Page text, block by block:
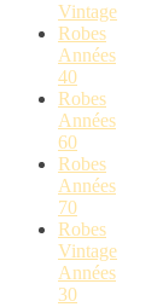
Vintage
Robes
Années
40
Robes
Années
60
Robes
Années
70
Robes
Vintage
Années
30